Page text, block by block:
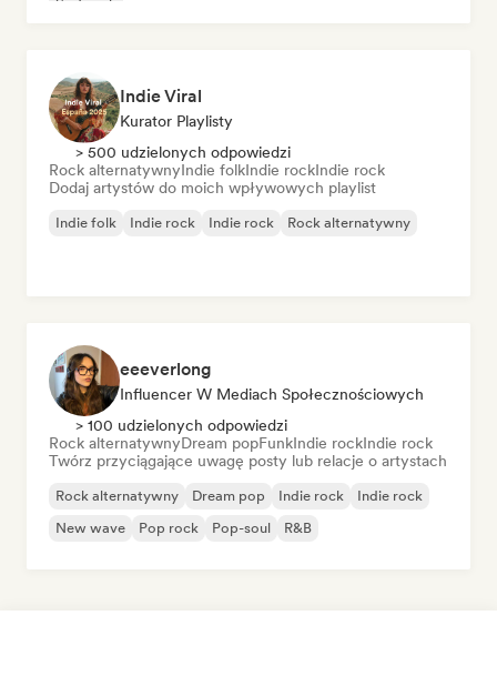
Indie Viral
Kurator Playlisty
> 500 udzielonych odpowiedzi
Rock alternatywnyIndie folkIndie rockIndie rock
Dodaj artystów do moich wpływowych playlist
Indie folk Indie rock Indie rock Rock alternatywny
eeeverlong
Influencer W Mediach Społecznościowych
> 100 udzielonych odpowiedzi
Rock alternatywnyDream popFunkIndie rockIndie rock
Twórz przyciągające uwagę posty lub relacje o artystach
Rock alternatywny Dream pop Indie rock
Indie rock
New wave
Pop rock Pop-soul R&B